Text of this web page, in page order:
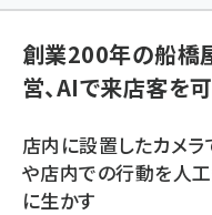
yahoo (1900)
楽天 (1871)
創業200年の船橋
営、AIで来店客を
店内に設置したカメ
や店内での行動を人
に生かす